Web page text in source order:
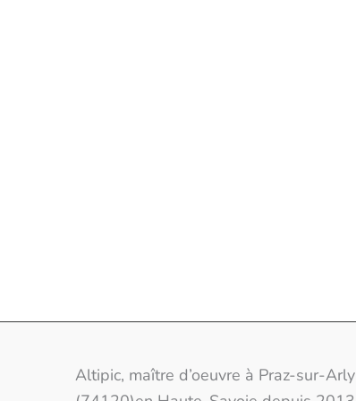
Altipic, maître d’oeuvre à Praz-sur-Arly